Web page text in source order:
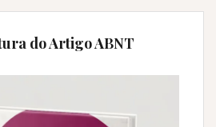
do Artigo ABNT